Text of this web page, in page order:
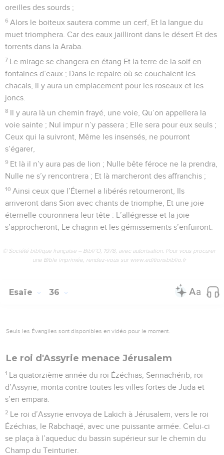
oreilles des sourds ;
6 Alors le boiteux sautera comme un cerf, Et la langue du
muet triomphera. Car des eaux jailliront dans le désert Et des
torrents dans la Araba.
7 Le mirage se changera en étang Et la terre de la soif en
fontaines d’eaux ; Dans le repaire où se couchaient les
chacals, Il y aura un emplacement pour les roseaux et les
joncs.
8 Il y aura là un chemin frayé, une voie, Qu’on appellera la
voie sainte ; Nul impur n’y passera ; Elle sera pour eux seuls ;
Ceux qui la suivront, Même les insensés, ne pourront
s’égarer,
9 Et là il n’y aura pas de lion ; Nulle bête féroce ne la prendra,
Nulle ne s’y rencontrera ; Et là marcheront des affranchis ;
10 Ainsi ceux que l’Éternel a libérés retourneront, Ils
arriveront dans Sion avec chants de triomphe, Et une joie
éternelle couronnera leur tête : L’allégresse et la joie
s’approcheront, Le chagrin et les gémissements s’enfuiront.
© Société biblique française – Bibli’O, 1978, avec autorisation. Pour vous procurer
une Bible imprimée, rendez-vous sur www.editionsbiblio.fr
Esaïe 36
Seuls les Évangiles sont disponibles en vidéo pour le moment.
Le roi d'Assyrie menace Jérusalem
1 La quatorzième année du roi Ézéchias, Sennachérib, roi
d’Assyrie, monta contre toutes les villes fortes de Juda et
s’en empara.
2 Le roi d’Assyrie envoya de Lakich à Jérusalem, vers le roi
Ézéchias, le Rabchaqé, avec une puissante armée. Celui-ci
se plaça à l’aqueduc du bassin supérieur sur le chemin du
Champ du Teinturier.